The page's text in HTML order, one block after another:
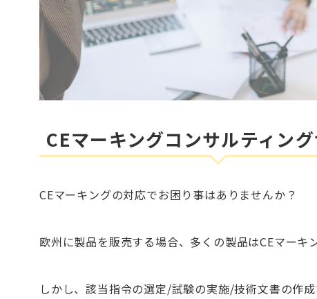
CEマーキングコンサルティン
CEマーキングの対応でお困り事はありませんか？
欧州に製品を販売する場合、多くの製品はCEマーキ
しかし、該当指令の選定/試験の実施/技術文書の作